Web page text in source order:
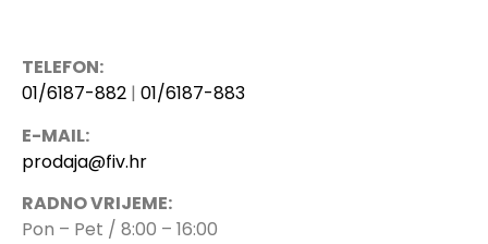
TELEFON:
01/6187-882 | 01/6187-883
E-MAIL:
prodaja@fiv.hr
RADNO VRIJEME:
Pon – Pet / 8:00 – 16:00